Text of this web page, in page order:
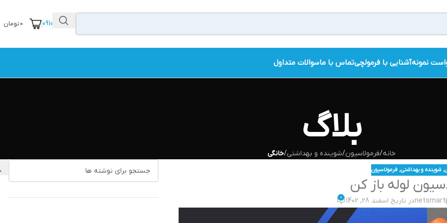
09104111456
0تومان
نمونهآشنایی با فرمولچیتماس با ماسوالات متداول
بلاگ
خانه/فرمولاسیون/شوینده و بهداشتی/خانگی
, شوینده و بهداشتی, فرمولاسیون
لوله باز کن
netsmartدر تاریخ اسفند 28, 1402 0